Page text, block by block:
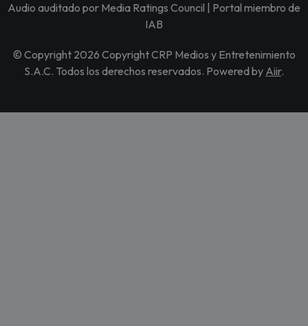
Audio auditado por Media Ratings Council | Portal miembro de
IAB
© Copyright 2026 Copyright CRP Medios y Entretenimiento
S.A.C. Todos los derechos reservados. Powered by Aiir.